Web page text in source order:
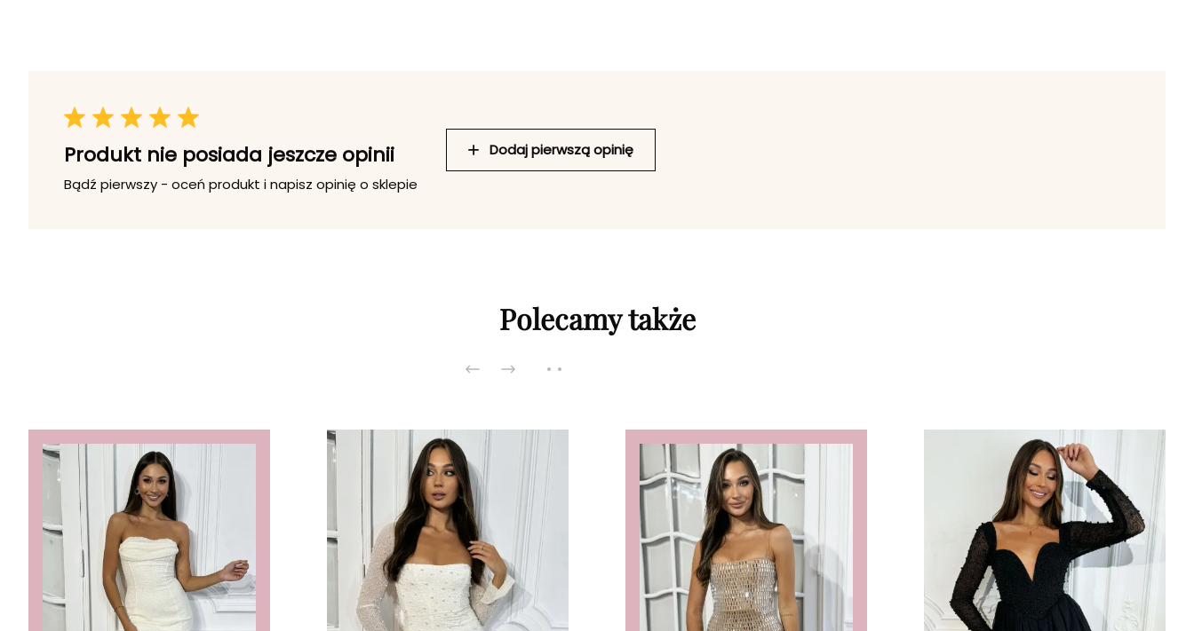
Produkt nie posiada jeszcze opinii
Bądź pierwszy - oceń produkt i napisz opinię o sklepie
Dodaj pierwszą opinię
Polecamy także